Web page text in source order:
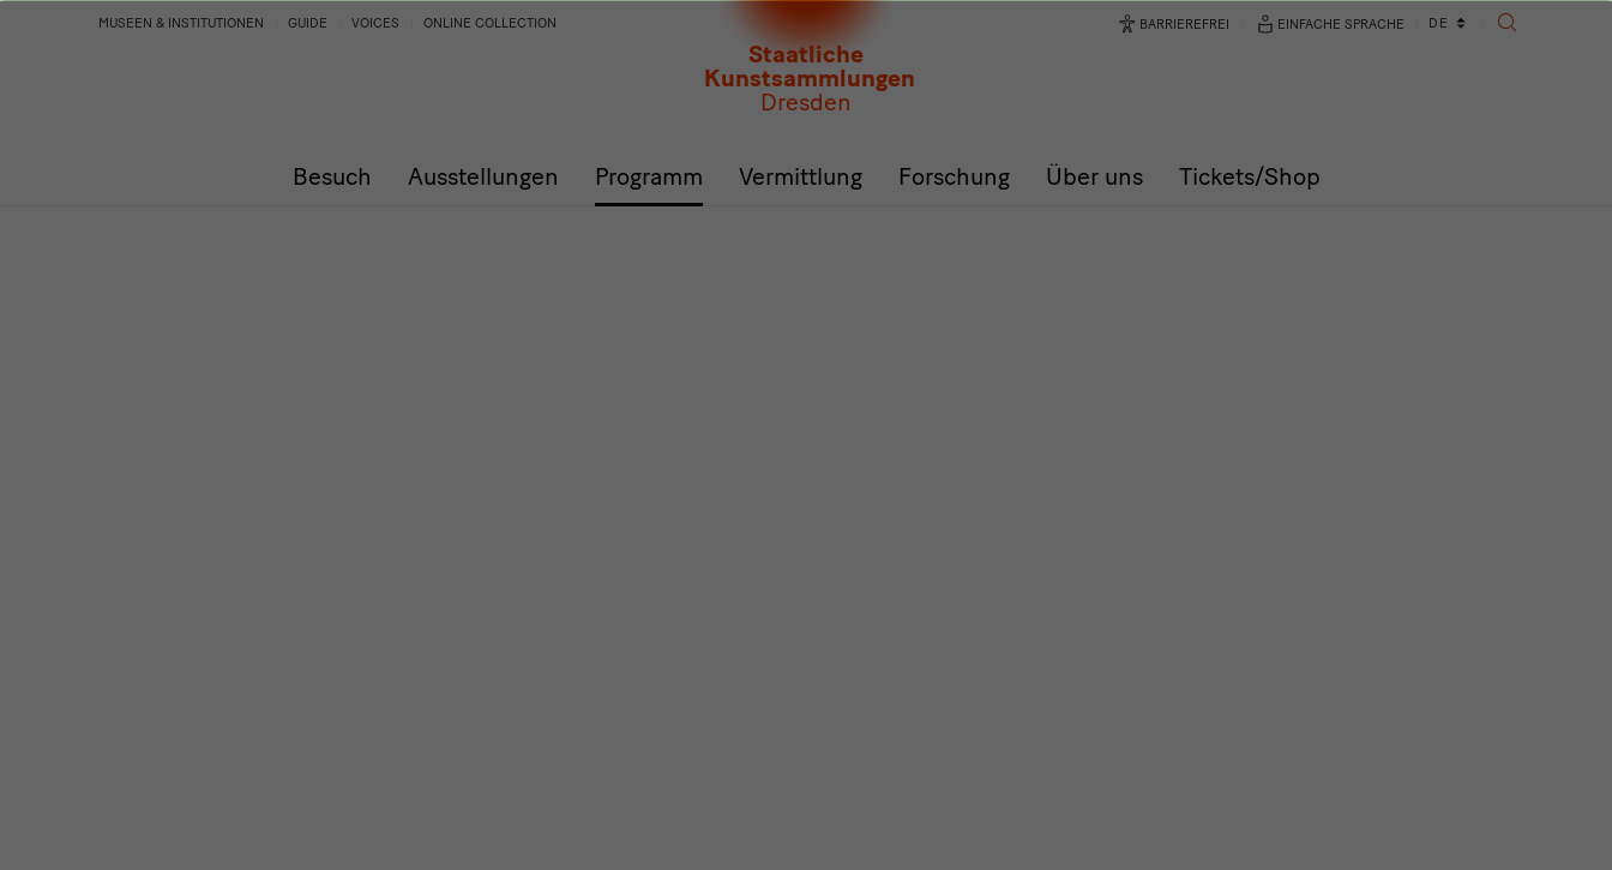
Staatliche
Kunstsammlungen
Dresden
Programm
Besuch Ausstellungen Programm Vermittlung Forschung Über uns Tickets/Shop
MUSEEN & INSTITUTIONEN GUIDE VOICES ONLINE COLLECTION BARRIEREFREI EINFACHE SPRACHE
Sprachwechsler
DE
SUCHE